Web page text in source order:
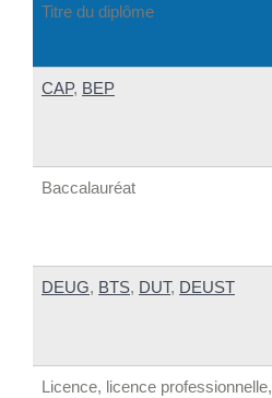
Titre du diplôme
CAP, BEP
Baccalauréat
DEUG, BTS, DUT, DEUST
Licence, licence professionnelle,